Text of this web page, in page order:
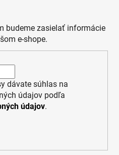
budeme zasielať informácie
e-shope.
dávate súhlas na
údajov podľa
údajov.